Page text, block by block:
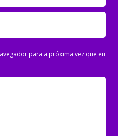
para a próxima vez que eu